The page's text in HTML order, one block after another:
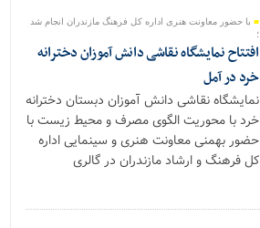
با حضور معاونت هنری اداره کل فرهنگ مازندران انجام شد
؛
افتتاح نمایشگاه نقاشی دانش آموزان دخترانه
خرد در آمل
نمایشگاه نقاشی دانش آموزان دبستان دخترانه
خرد با محوریت الگوی مصرف و محیط زیست با
حضور بهمنی معاونت هنری و سینمایی اداره
کل فرهنگ و ارشاد مازندران در گالری